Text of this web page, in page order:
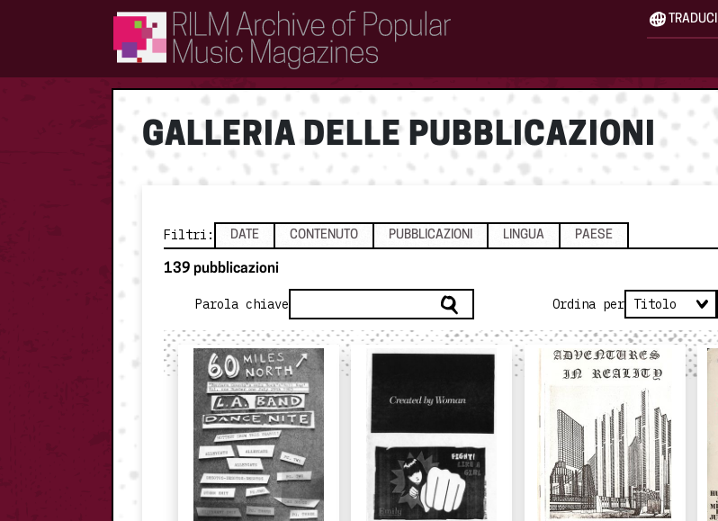
RILM Archive of Popular Music Magazines
TRADUCI
GALLERIA DELLE PUBBLICAZIONI
Filtri : DATE CONTENUTO PUBBLICAZIONI LINGUA PAESE
139 pubblicazioni
Parola chiave Ordina per Titolo